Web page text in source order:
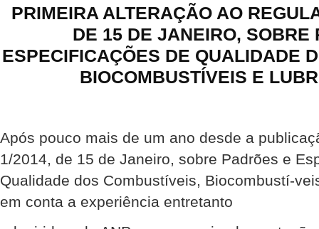
PRIMEIRA ALTERAÇÃO AO
DE 15 DE JANEIRO, SOBRE
ESPECIFICAÇÕES DE QUALIDADE
BIOCOMBUSTÍVEIS E
Após pouco mais de um ano desde a
1/2014, de 15 de Janeiro, sobre Padrões e
Qualidade dos Combustíveis, Biocombustí-
em conta a experiência entretanto